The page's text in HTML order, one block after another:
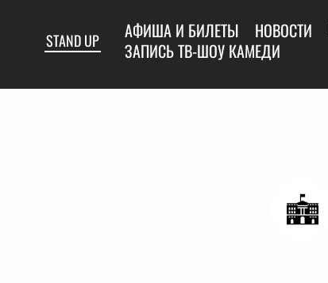
STAND UP АФИША И БИЛЕТЫ НОВОСТИ
ЗАПИСЬ ТВ-ШОУ КАМЕДИ